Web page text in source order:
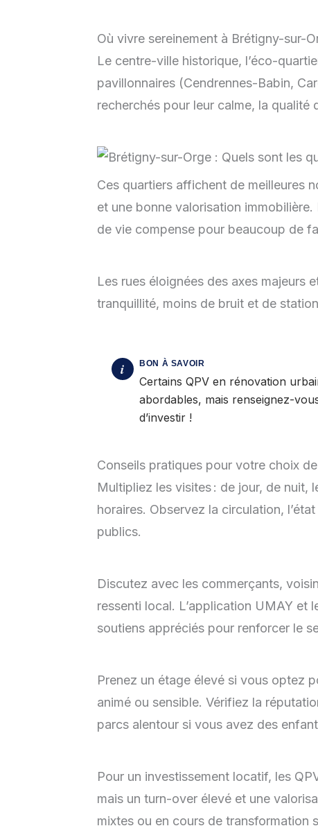
Où vivre sereinement à Brétigny-sur-
Le centre-ville historique, l’éco-
pavillonnaires (Cendrennes-Babin,
recherchés pour leur calme, la qualité
Ces quartiers affichent de meilleures
et une bonne valorisation
de vie compense pour beaucoup de
Les rues éloignées des axes majeurs
tranquillité, moins de bruit et de
Certains QPV en rénovation
abordables, mais renseignez-
d’investir !
Conseils pratiques pour votre choix
Multipliez les visites : de jour, de nuit,
horaires. Observez la circulation,
publics.
Discutez avec les commerçants,
ressenti local. L’application UMAY et
soutiens appréciés pour renforcer le
Prenez un étage élevé si vous optez
animé ou sensible. Vérifiez la
parcs alentour si vous avez des
Pour un investissement locatif, les
mais un turn-over élevé et une
mixtes ou en cours de transformation